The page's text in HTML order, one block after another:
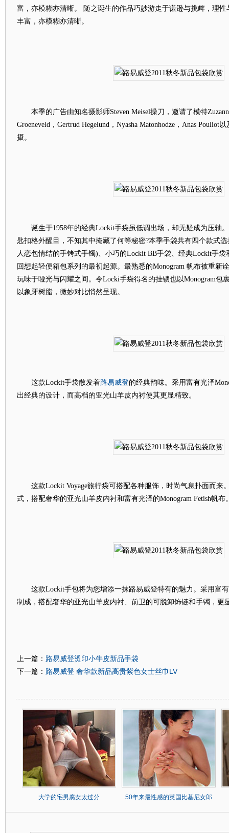
富，亦模糊亦清晰。 随之诞生的作品巧妙游走于谦逊与挑衅，理
丰富，亦模糊亦清晰。
本季的广告由知名摄影师Steven Meisel操刀，邀请了模特
Groeneveld，Gertrud Hegelund，Nyasha Matonhodze，Anas Pouliot
摄。
诞生于1958年的经典Lockit手袋虽低调出场，却无疑成为压轴
匙扣格外醒目，不知其中掩藏了何等秘密?本季手袋共有四个款式
人恋包情结的手铐式手镯)、小巧的Lockit BB手袋、经典Lockit手袋
回想起轻便箱包系列的最初起源。最熟悉的Monogram 帆布被重新
玩味于哑光与闪耀之间。令Locki手袋得名的挂锁也以Monogram包
以象牙树脂，微妙对比悄然呈现。
这款Lockit手袋散发着路易威登的经典韵味。采用富有光泽
出经典的设计，而高档的亚光山羊皮内衬使其更显精致。
这款Lockit Voyage旅行袋可搭配各种服饰，时尚气息扑面而来
式，搭配奢华的亚光山羊皮内衬和富有光泽的Monogram Fetish帆布
这款Lockit手包将为您增添一抹路易威登特有的魅力。采用富有
制成，搭配奢华的亚光山羊皮内衬、前卫的可脱卸饰链和手镯，更
上一篇： 路易威登烫印小牛皮新品手袋
下一篇： 路易威登 奢华款新品高贵紫色女士丝巾LV
大学的宅男腐女太过分 50年来最性感的英国比基尼女郎